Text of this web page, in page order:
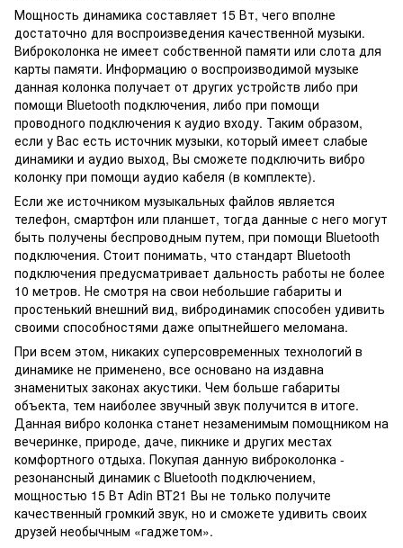
Мощность динамика составляет 15 Вт, чего вполне
достаточно для воспроизведения качественной музыки.
Виброколонка не имеет собственной памяти или слота для
карты памяти. Информацию о воспроизводимой музыке
данная колонка получает от других устройств либо при
помощи Bluetooth подключения, либо при помощи
проводного подключения к аудио входу. Таким образом,
если у Вас есть источник музыки, который имеет слабые
динамики и аудио выход, Вы сможете подключить вибро
колонку при помощи аудио кабеля (в комплекте).
Если же источником музыкальных файлов является
телефон, смартфон или планшет, тогда данные с него могут
быть получены беспроводным путем, при помощи Bluetooth
подключения. Стоит понимать, что стандарт Bluetooth
подключения предусматривает дальность работы не более
10 метров. Не смотря на свои небольшие габариты и
простенький внешний вид, вибродинамик способен удивить
своими способностями даже опытнейшего меломана.
При всем этом, никаких суперсовременных технологий в
динамике не применено, все основано на издавна
знаменитых законах акустики. Чем больше габариты
объекта, тем наиболее звучный звук получится в итоге.
Данная вибро колонка станет незаменимым помощником на
вечеринке, природе, даче, пикнике и других местах
комфортного отдыха. Покупая данную виброколонка -
резонансный динамик c Bluetooth подключением,
мощностью 15 Вт Adin BT21 Вы не только получите
качественный громкий звук, но и сможете удивить своих
друзей необычным «гаджетом».